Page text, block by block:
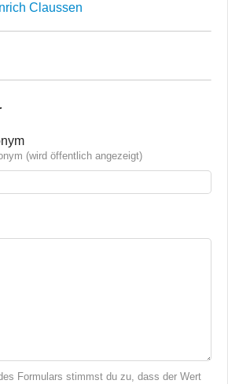
Claussen
(wird öffentlich angezeigt)
Formulars stimmst du zu, dass der Wert